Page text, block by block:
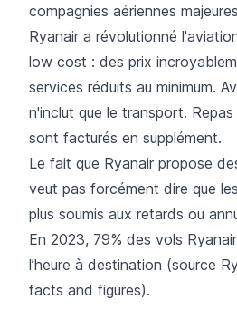
compagnies aériennes
Ryanair a révolutionné
low cost : des prix
services réduits au minimum.
n'inclut que le transport.
sont facturés en supplément.
Le fait que Ryanair propose
veut pas forcément dire que
plus soumis aux retards ou
En 2023, 79% des vols
l’heure à destination (source
facts and figures).